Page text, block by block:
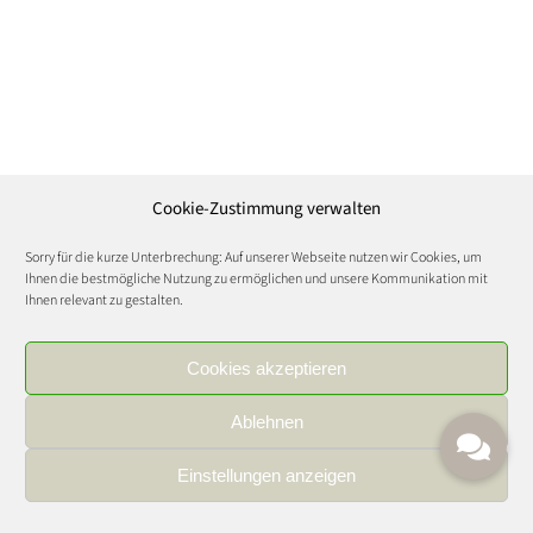
Cookie-Zustimmung verwalten
Sorry für die kurze Unterbrechung: Auf unserer Webseite nutzen wir Cookies, um
Ihnen die bestmögliche Nutzung zu ermöglichen und unsere Kommunikation mit
Ihnen relevant zu gestalten.
Cookies akzeptieren
Ablehnen
Einstellungen anzeigen
IMPRESSUM|DATENSCHUTZ|KARRIERE
FOOD AND WINE CULTURE © Copyright 2021 | All Rights Reserved